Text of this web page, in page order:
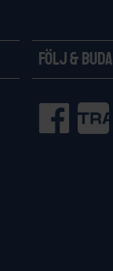
Följ & Buda